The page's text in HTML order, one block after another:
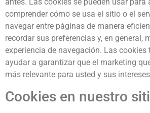
antes. Las cookies se pueden usar para
comprender cómo se usa el sitio o el
navegar entre páginas de manera
recordar sus preferencias y, en general,
experiencia de navegación. Las cookies
ayudar a garantizar que el marketing
más relevante para usted y sus
Cookies en nuestro